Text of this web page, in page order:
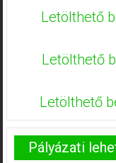
Letölthető
Letölthető
Letölthető
Pályázati